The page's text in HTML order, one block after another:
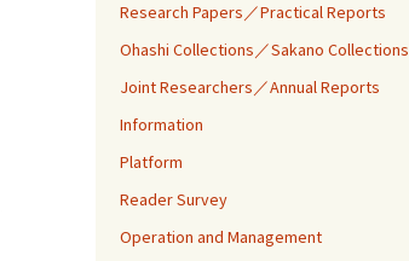
Research Papers／Practical Reports
Ohashi Collections／Sakano Collections
Joint Researchers／Annual Reports
Information
Platform
Reader Survey
Operation and Management